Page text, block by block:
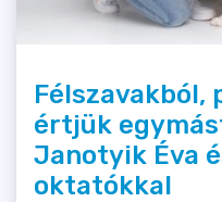
Félszavakból,
értjük
Janotyik Éva
oktatókkal